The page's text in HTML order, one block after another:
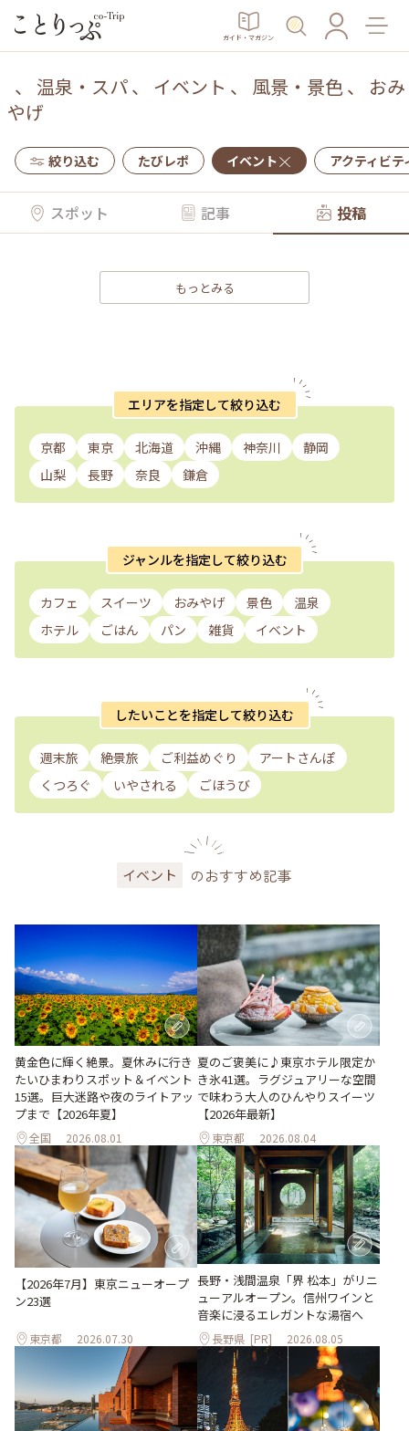
ガイド・マガジン
、 温泉・スパ、 イベント 、 風景・景色、 おみ
やげ
絞り込む たびレポ イベント アクティビテ
スポット 記事 投稿
もっとみる
エリアを指定して絞り込む
京都 東京 北海道 沖縄 神奈川
静岡
山梨
長野 奈良 鎌倉
ジャンルを指定して絞り込む
カフェ スイーツ おみやげ 景色
温泉
ホテル
ごはん パン 雑貨 イベント
したいことを指定して絞り込む
週末旅 絶景旅 ご利益めぐり
アートさんぽ
くつろぐ
いやされる ごほうび
イベント のおすすめ記事
黄金色に輝く絶景。夏休みに行き
たいひまわりスポット＆イベント
15選。巨大迷路や夜のライトアッ
プまで【2026年夏】
全国 2026.08.01
夏のご褒美に♪東京ホテル限定か
き氷41選。ラグジュアリーな空間
で味わう大人のひんやりスイーツ
【2026年最新】
東京都 2026.08.04
【2026年7月】東京ニューオープ
ン23選
東京都 2026.07.30
長野・浅間温泉「界 松本」がリニ
ューアルオープン。信州ワインと
音楽に浸るエレガントな湯宿へ
長野県 [PR] 2026.08.05